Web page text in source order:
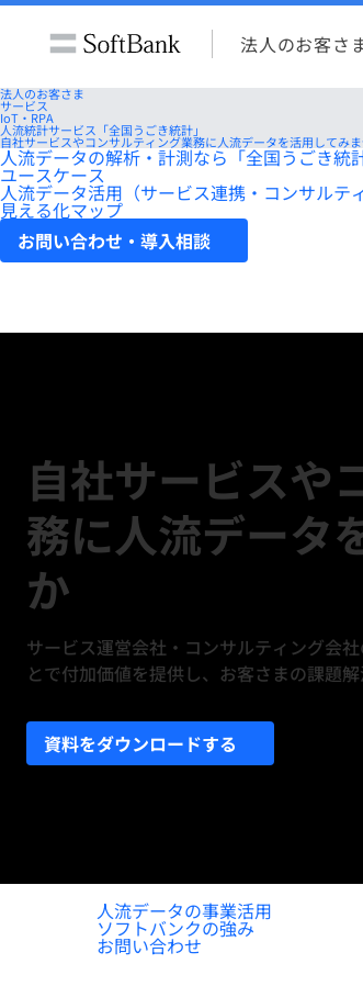
法人のお客さ
法人のお客さま
サービス
IoT・RPA
人流統計サービス「全国うごき統計」
自社サービスやコンサルティング業務に人流データを活用してみ
人流データの解析・計測なら「全国うごき統
ユースケース
人流データ活用（サービス連携・コンサルテ
見える化マップ
お問い合わせ・導入相談
自社サービスや
務に人流データ
か
サービス運営会社・コンサルティング会
とで付加価値を提供し、お客さまの課題解
資料をダウンロードする
人流データの事業活用
ソフトバンクの強み
お問い合わせ